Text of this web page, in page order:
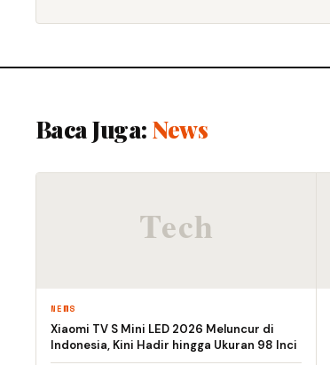
Baca Juga: News
NEWS
Xiaomi TV S Mini LED 2026 Meluncur di
Indonesia, Kini Hadir hingga Ukuran 98 Inci